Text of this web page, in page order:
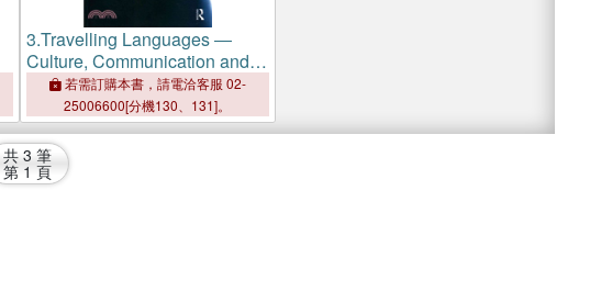
3.Travelling Languages ―
Culture, Communication and
Translation in a Mobile World
若需訂購本書，請電洽客服 02-
25006600[分機130、131]。
共 3 筆
第 1 頁